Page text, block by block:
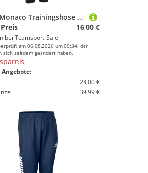
Select Monaco Trainingshose Regular v24 schwarz weiss 14 Years
16,00 €
bei Teamsport-Sale
am 06.08.2026 um 00:34; der
sich seitdem geändert haben.
28,00 €
39,99 €